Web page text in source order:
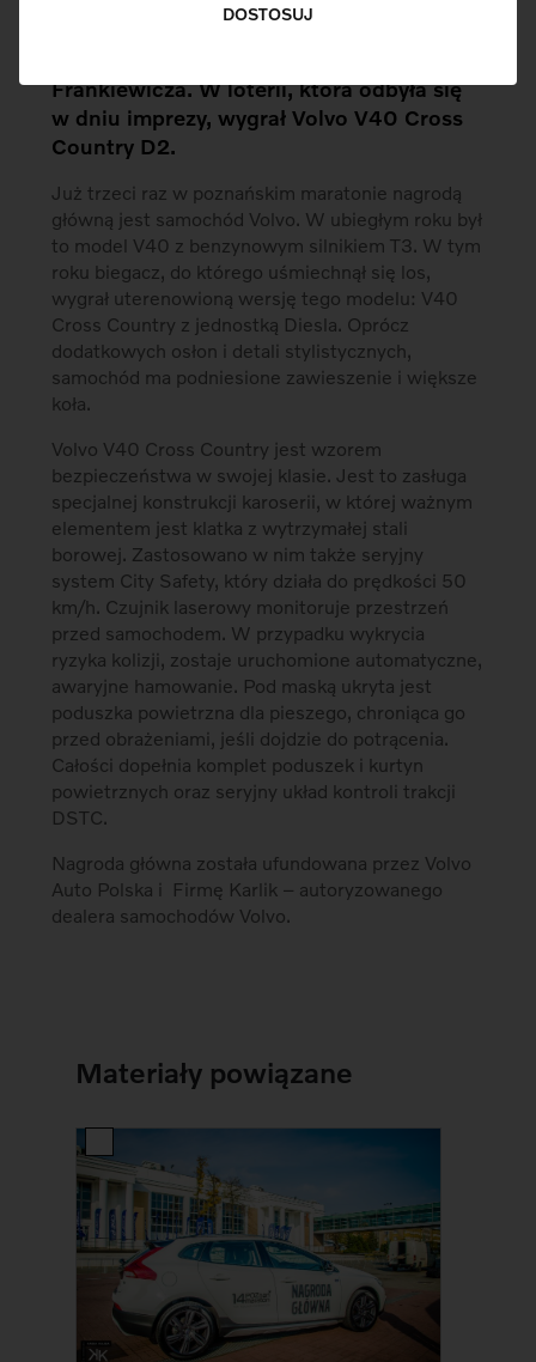
DOSTOSUJ
Frankiewicza. W loterii, która odbyła się
w dniu imprezy, wygrał Volvo V40 Cross
Country D2.
Już trzeci raz w poznańskim maratonie nagrodą
główną jest samochód Volvo. W ubiegłym roku był
to model V40 z benzynowym silnikiem T3. W tym
roku biegacz, do którego uśmiechnął się los,
wygrał uterenowioną wersję tego modelu: V40
Cross Country z jednostką Diesla. Oprócz
dodatkowych osłon i detali stylistycznych,
samochód ma podniesione zawieszenie i większe
koła.
Volvo V40 Cross Country jest wzorem
bezpieczeństwa w swojej klasie. Jest to zasługa
specjalnej konstrukcji karoserii, w której ważnym
elementem jest klatka z wytrzymałej stali
borowej. Zastosowano w nim także seryjny
system City Safety, który działa do prędkości 50
km/h. Czujnik laserowy monitoruje przestrzeń
przed samochodem. W przypadku wykrycia
ryzyka kolizji, zostaje uruchomione automatyczne,
awaryjne hamowanie. Pod maską ukryta jest
poduszka powietrzna dla pieszego, chroniąca go
przed obrażeniami, jeśli dojdzie do potrącenia.
Całości dopełnia komplet poduszek i kurtyn
powietrznych oraz seryjny układ kontroli trakcji
DSTC.
Nagroda główna została ufundowana przez Volvo
Auto Polska i Firmę Karlik – autoryzowanego
dealera samochodów Volvo.
Materiały powiązane